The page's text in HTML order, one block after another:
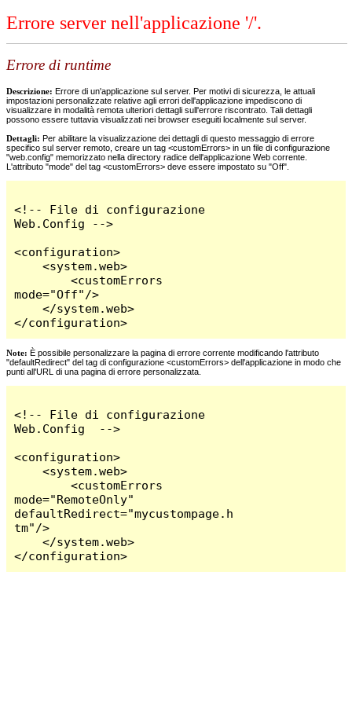
Errore server nell'applicazione '/'.
Errore di runtime
Descrizione: Errore di un'applicazione sul server. Per motivi di sicurezza, le attuali
impostazioni personalizzate relative agli errori dell'applicazione impediscono di
visualizzare in modalità remota ulteriori dettagli sull'errore riscontrato. Tali dettagli
possono essere tuttavia visualizzati nei browser eseguiti localmente sul server.
Dettagli: Per abilitare la visualizzazione dei dettagli di questo messaggio di errore
specifico sul server remoto, creare un tag <customErrors> in un file di configurazione
"web.config" memorizzato nella directory radice dell'applicazione Web corrente.
L'attributo "mode" del tag <customErrors> deve essere impostato su "Off".
<!-- File di configurazione
Web.Config -->
<configuration>
    <system.web>
        <customErrors
mode="Off"/>
    </system.web>
</configuration>
Note: È possibile personalizzare la pagina di errore corrente modificando l'attributo
"defaultRedirect" del tag di configurazione <customErrors> dell'applicazione in modo che
punti all'URL di una pagina di errore personalizzata.
<!-- File di configurazione
Web.Config  -->
<configuration>
    <system.web>
        <customErrors
mode="RemoteOnly"
defaultRedirect="mycustompage.h
tm"/>
    </system.web>
</configuration>